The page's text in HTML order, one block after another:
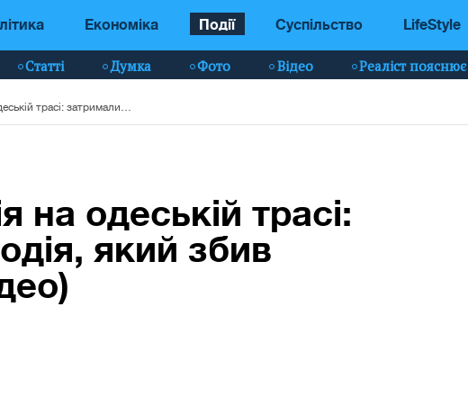
Економіка Події Суспільство LifeStyle
Статті Думка Фото Відео Реаліст пояснює
на одеській трасі:
який збив